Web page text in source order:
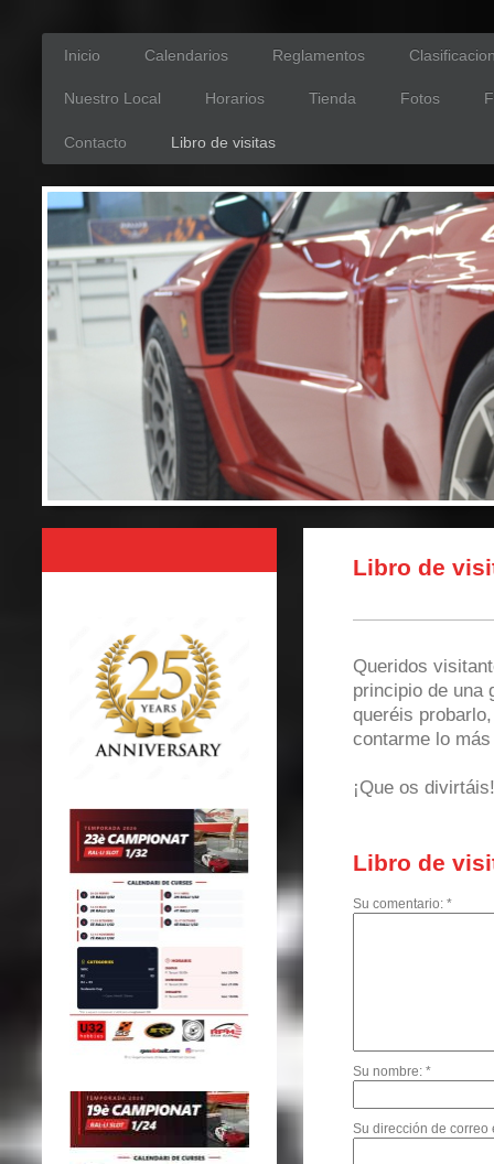
Inicio Calendarios Reglamentos
Nuestro Local Horarios Tienda Fotos
Contacto Libro de visitas
Libro de
Queridos
principio de una
queréis
contarme lo
¡Que os divirtáis!
Libro de
Su comentario: *
Su nombre: *
Su dirección de